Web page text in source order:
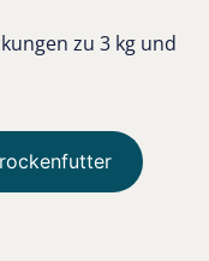
zu 3 kg und